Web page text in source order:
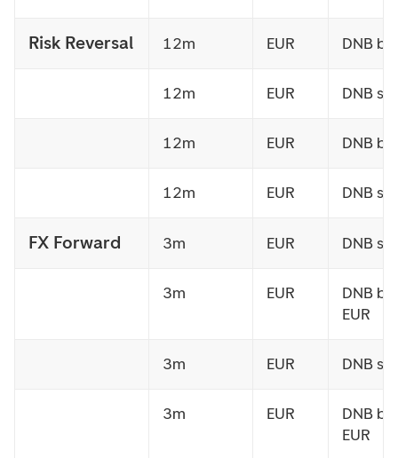
Risk Reversal 12m EUR DNB
12m EUR DNB
12m EUR DNB
12m EUR DNB
FX Forward 3m EUR DNB
3m EUR
DNB
EUR
3m EUR DNB
3m EUR
DNB
EUR